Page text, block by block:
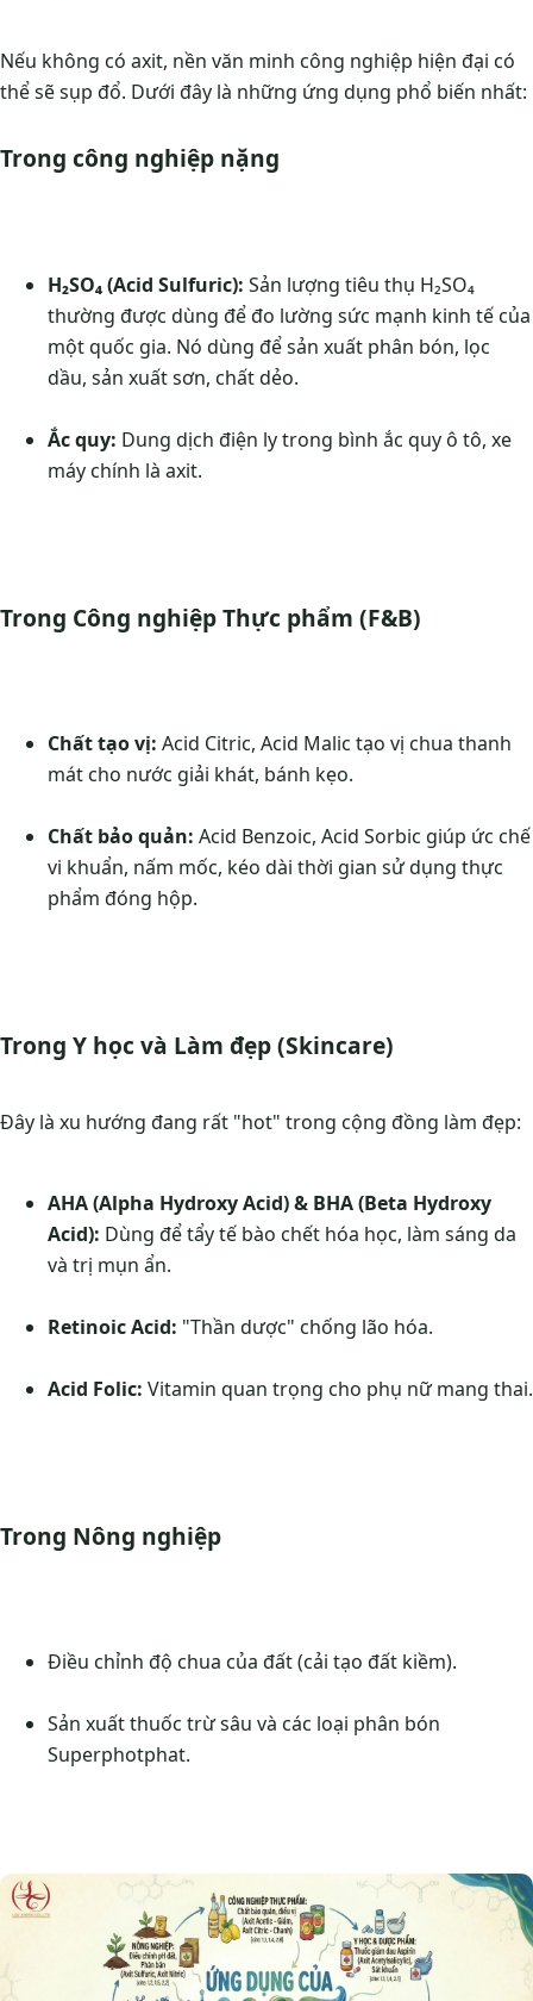
Nếu không có axit, nền văn minh công nghiệp hiện đại có
thể sẽ sụp đổ. Dưới đây là những ứng dụng phổ biến nhất:
Trong công nghiệp nặng
H₂SO₄ (Acid Sulfuric): Sản lượng tiêu thụ H₂SO₄
thường được dùng để đo lường sức mạnh kinh tế của
một quốc gia. Nó dùng để sản xuất phân bón, lọc
dầu, sản xuất sơn, chất dẻo.
Ắc quy: Dung dịch điện ly trong bình ắc quy ô tô, xe
máy chính là axit.
Trong Công nghiệp Thực phẩm (F&B)
Chất tạo vị: Acid Citric, Acid Malic tạo vị chua thanh
mát cho nước giải khát, bánh kẹo.
Chất bảo quản: Acid Benzoic, Acid Sorbic giúp ức chế
vi khuẩn, nấm mốc, kéo dài thời gian sử dụng thực
phẩm đóng hộp.
Trong Y học và Làm đẹp (Skincare)
Đây là xu hướng đang rất "hot" trong cộng đồng làm đẹp:
AHA (Alpha Hydroxy Acid) & BHA (Beta Hydroxy
Acid): Dùng để tẩy tế bào chết hóa học, làm sáng da
và trị mụn ẩn.
Retinoic Acid: "Thần dược" chống lão hóa.
Acid Folic: Vitamin quan trọng cho phụ nữ mang thai.
Trong Nông nghiệp
Điều chỉnh độ chua của đất (cải tạo đất kiềm).
Sản xuất thuốc trừ sâu và các loại phân bón
Superphotphat.